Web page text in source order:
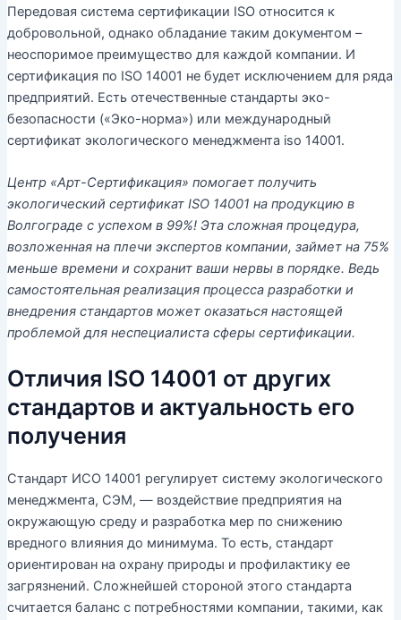
Передовая система сертификации ISO относится к
добровольной, однако обладание таким документом –
неоспоримое преимущество для каждой компании. И
сертификация по ISO 14001 не будет исключением для ряда
предприятий. Есть отечественные стандарты эко-
безопасности («Эко-норма») или международный
сертификат экологического менеджмента iso 14001.
Центр «Арт-Сертификация» помогает получить
экологический сертификат ISO 14001 на продукцию в
Волгограде с успехом в 99%! Эта сложная процедура,
возложенная на плечи экспертов компании, займет на 75%
меньше времени и сохранит ваши нервы в порядке. Ведь
самостоятельная реализация процесса разработки и
внедрения стандартов может оказаться настоящей
проблемой для неспециалиста сферы сертификации.
Отличия ISO 14001 от других
стандартов и актуальность его
получения
Стандарт ИСО 14001 регулирует систему экологического
менеджмента, СЭМ, — воздействие предприятия на
окружающую среду и разработка мер по снижению
вредного влияния до минимума. То есть, стандарт
ориентирован на охрану природы и профилактику ее
загрязнений. Сложнейшей стороной этого стандарта
считается баланс с потребностями компании, такими, как